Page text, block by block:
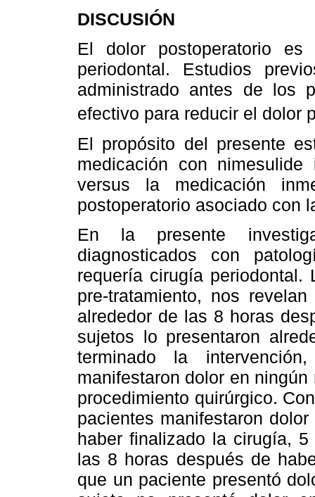
DISCUSIÓN
El dolor postoperatorio
periodontal. Estudios
administrado antes de los
efectivo para reducir el dolor
El propósito del presente
medicación con
versus la medicación
postoperatorio asociado con
En la presente
diagnosticados con
requería cirugía periodontal.
pre-tratamiento, nos
alrededor de las 8 horas
sujetos lo presentaron
terminado la
manifestaron dolor en
procedimiento quirúrgico.
pacientes manifestaron
haber finalizado la cirugía,
las 8 horas después de
que un paciente presentó